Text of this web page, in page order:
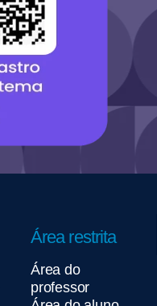
Área restrita
Área do
professor